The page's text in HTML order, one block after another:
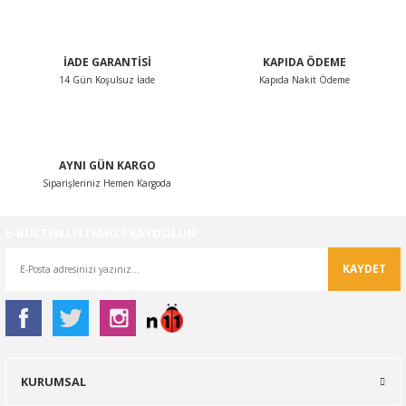
İADE GARANTİSİ
14 Gün Koşulsuz İade
KAPIDA ÖDEME
Kapıda Nakit Ödeme
AYNI GÜN KARGO
Siparişleriniz Hemen Kargoda
KAYDET
KURUMSAL